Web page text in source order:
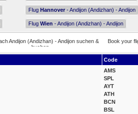
Flug Hannover - Andijon (Andizhan) - Andijon
Flug Wien - Andijon (Andizhan) - Andijon
Code
AMS
SPL
AYT
ATH
BCN
BSL